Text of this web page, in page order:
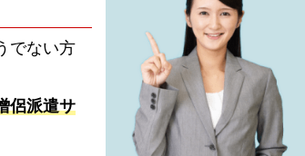
でない方
侶派遣サ